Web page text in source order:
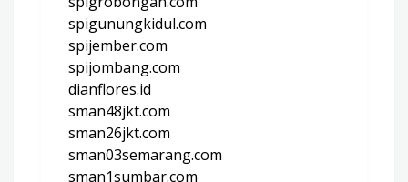
spigunungkidul.com
spijember.com
spijombang.com
dianflores.id
sman48jkt.com
sman26jkt.com
sman03semarang.com
sman1sumbar.com